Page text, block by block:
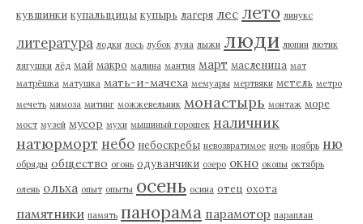
кувшинки купальщицы купырь лагеря лес лето линукс
литература лодки лось лубок луна лыжи люди люпин лютик
лягушки лёд май макро малина мантия март масленица мат
матрёшка матушка мать-и-мачеха мемуары мертвяки метель метро
мечеть мимоза митинг можжевельник монастырь монтаж море
мост музей мусор мухи мышиный горошек наличник
натюрморт небо небоскребы невозвратимое ночь ноябрь ню
обряды общество огонь одуванчики озеро окно окопы октябрь
олень ольха опыт опыты осень осина отец охота
памятники память панорама парамотор параплан